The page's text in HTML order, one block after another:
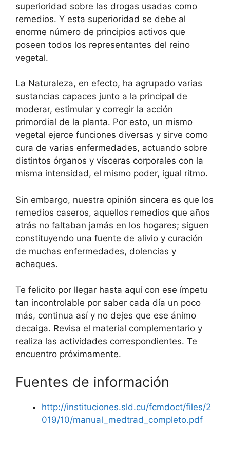
superioridad sobre las drogas usadas como
remedios. Y esta superioridad se debe al
enorme número de principios activos que
poseen todos los representantes del reino
vegetal.
La Naturaleza, en efecto, ha agrupado varias
sustancias capaces junto a la principal de
moderar, estimular y corregir la acción
primordial de la planta. Por esto, un mismo
vegetal ejerce funciones diversas y sirve como
cura de varias enfermedades, actuando sobre
distintos órganos y vísceras corporales con la
misma intensidad, el mismo poder, igual ritmo.
Sin embargo, nuestra opinión sincera es que los
remedios caseros, aquellos remedios que años
atrás no faltaban jamás en los hogares; siguen
constituyendo una fuente de alivio y curación
de muchas enfermedades, dolencias y
achaques.
Te felicito por llegar hasta aquí con ese ímpetu
tan incontrolable por saber cada día un poco
más, continua así y no dejes que ese ánimo
decaiga. Revisa el material complementario y
realiza las actividades correspondientes. Te
encuentro próximamente.
Fuentes de información
http://instituciones.sld.cu/fcmdoct/files/2
019/10/manual_medtrad_completo.pdf